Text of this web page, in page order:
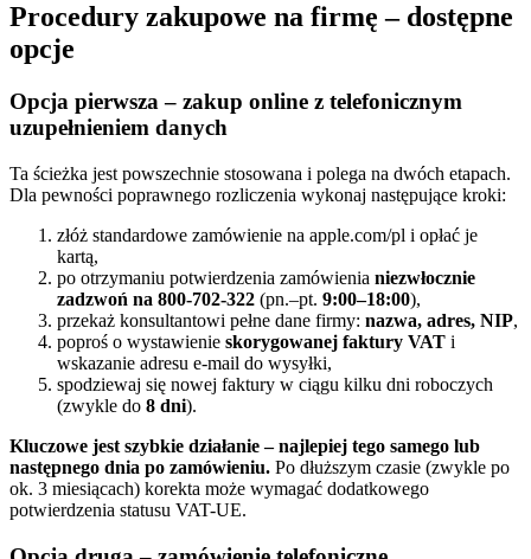
Procedury zakupowe na firmę – dostępne
opcje
Opcja pierwsza – zakup online z telefonicznym
uzupełnieniem danych
Ta ścieżka jest powszechnie stosowana i polega na dwóch etapach.
Dla pewności poprawnego rozliczenia wykonaj następujące kroki:
złóż standardowe zamówienie na apple.com/pl i opłać je
kartą,
po otrzymaniu potwierdzenia zamówienia niezwłocznie
zadzwoń na 800-702-322 (pn.–pt. 9:00–18:00),
przekaż konsultantowi pełne dane firmy: nazwa, adres, NIP,
poproś o wystawienie skorygowanej faktury VAT i
wskazanie adresu e-mail do wysyłki,
spodziewaj się nowej faktury w ciągu kilku dni roboczych
(zwykle do 8 dni).
Kluczowe jest szybkie działanie – najlepiej tego samego lub
następnego dnia po zamówieniu. Po dłuższym czasie (zwykle po
ok. 3 miesiącach) korekta może wymagać dodatkowego
potwierdzenia statusu VAT-UE.